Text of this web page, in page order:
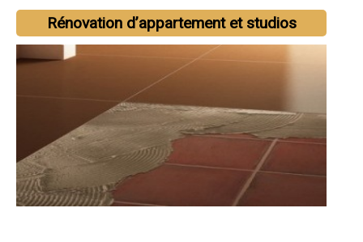
Rénovation d’appartement et studios